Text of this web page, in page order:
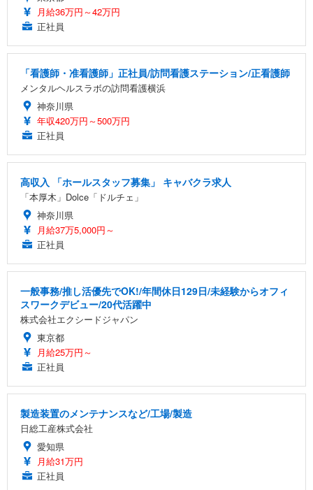
月給36万円～42万円
正社員
「看護師・准看護師」正社員/訪問看護ステーション/正看護師
メンタルヘルスラボの訪問看護横浜
神奈川県
年収420万円～500万円
正社員
高収入 「ホールスタッフ募集」 キャバクラ求人
「本厚木」Dolce「ドルチェ」
神奈川県
月給37万5,000円～
正社員
一般事務/推し活優先でOK!/年間休日129日/未経験からオフィ
スワークデビュー/20代活躍中
株式会社エクシードジャパン
東京都
月給25万円～
正社員
製造装置のメンテナンスなど/工場/製造
日総工産株式会社
愛知県
月給31万円
正社員